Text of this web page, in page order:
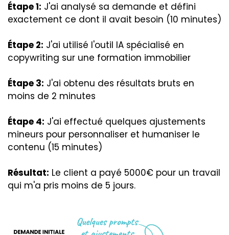
Étape 1: J'ai analysé sa demande et défini
exactement ce dont il avait besoin (10 minutes)
Étape 2: J'ai utilisé l'outil IA spécialisé en
copywriting sur une formation immobilier
Étape 3: J'ai obtenu des résultats bruts en
moins de 2 minutes
Étape 4: J'ai effectué quelques ajustements
mineurs pour personnaliser et humaniser le
contenu (15 minutes)
Résultat: Le client a payé 5000€ pour un travail
qui m'a pris moins de 5 jours.